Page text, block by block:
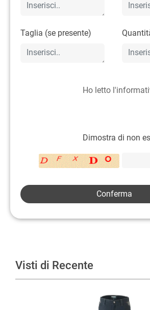
Taglia (se presente)
Ho letto
Dimostra di non
Visti di Recente